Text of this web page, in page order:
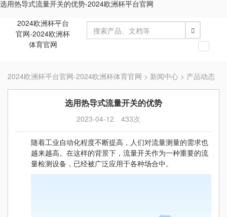
选用热导式流量开关的优势-2024欧洲杯平台官网
2024欧洲杯平台
官网-2024欧洲杯
体育官网
切
导
航
2024欧洲杯平台官网-2024欧洲杯体育官网 > 新闻中心 > 产品动态
选用热导式流量开关的优势
2023-04-12 433次
随着工业自动化程度不断提高，人们对流量测量的需求也
越来越高。在这样的背景下，流量开关作为一种重要的流
量检测设备，已经被广泛应用于各种场合中。